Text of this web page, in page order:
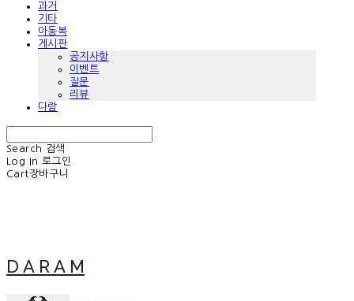
과거
기타
아동복
게시판
공지사항
이벤트
질문
리뷰
다람
Search
검색
Log In 로그인
Cart장바구니
D A R A M